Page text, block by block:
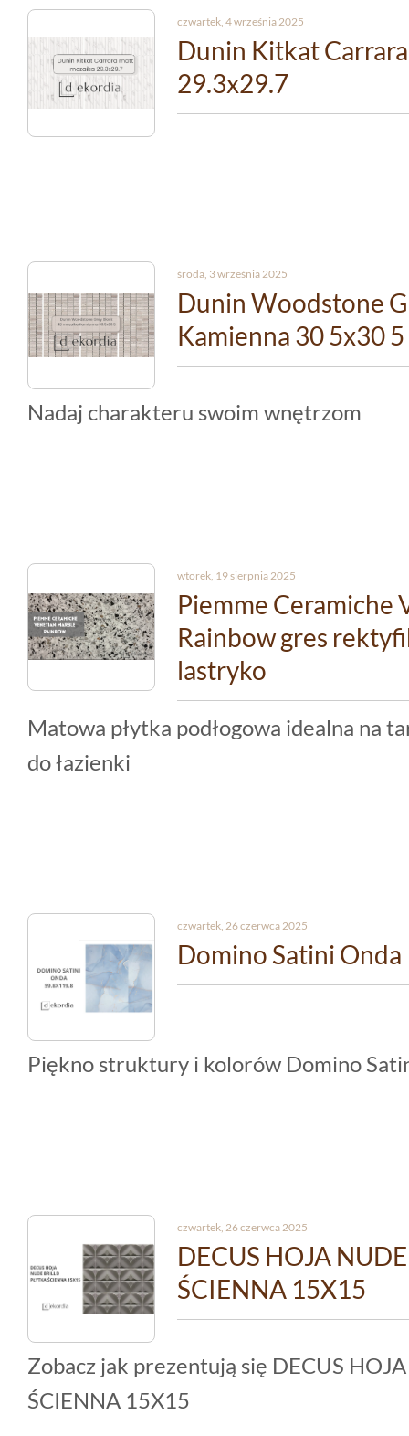
czwartek, 4 września 2025
Dunin Kitkat
29.3x29.7
środa, 3 września 2025
Dunin Woodstone
Kamienna 30 5x30 5
Nadaj charakteru swoim wnętrzom
wtorek, 19 sierpnia 2025
Piemme Ceramiche
Rainbow gres
lastryko
Matowa płytka podłogowa idealna na
do łazienki
czwartek, 26 czerwca 2025
Domino Satini Onda
Piękno struktury i kolorów Domino
czwartek, 26 czerwca 2025
DECUS HOJA
ŚCIENNA 15X15
Zobacz jak prezentują się DECUS
ŚCIENNA 15X15